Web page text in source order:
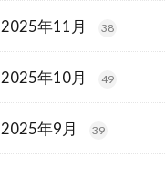
2025年11月 38
2025年10月 49
2025年9月 39